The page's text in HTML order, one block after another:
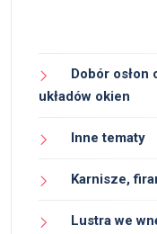
Dobór
układów okien
Inne tematy
Karnisze,
Lustra we